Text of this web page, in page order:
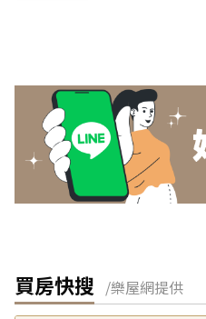
買房快搜 /樂屋網提供